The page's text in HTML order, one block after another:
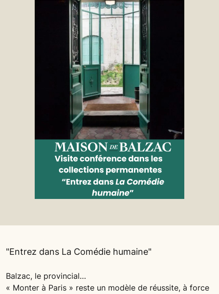
"Entrez dans La Comédie humaine"
Balzac, le provincial…
« Monter à Paris » reste un modèle de réussite, à force